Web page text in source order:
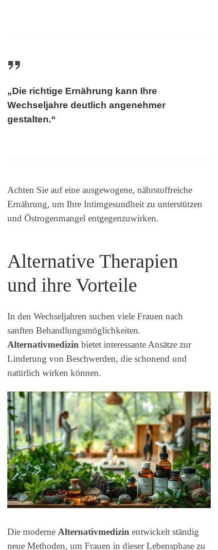
„Die richtige Ernährung kann Ihre
Wechseljahre deutlich angenehmer
gestalten.“
Achten Sie auf eine ausgewogene, nährstoffreiche
Ernährung, um Ihre Intimgesundheit zu unterstützen
und Östrogenmangel entgegenzuwirken.
Alternative Therapien
und ihre Vorteile
In den Wechseljahren suchen viele Frauen nach
sanften Behandlungsmöglichkeiten.
Alternativmedizin bietet interessante Ansätze zur
Linderung von Beschwerden, die schonend und
natürlich wirken können.
Die moderne Alternativmedizin entwickelt ständig
neue Methoden, um Frauen in dieser Lebensphase zu